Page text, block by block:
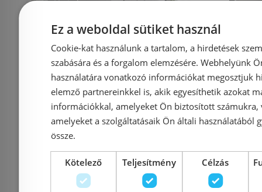
Még 1 db ezen az áron!
Radaway Essenza New
Black DWJ 100 balos
fekete zuhanyajtó,
pitypang mintával
(385014-54-01L) !
Azonosító: 197623
Cikkszám: 385014-54-01L
Még 1 db
Radaway
140 B
(384033-
Cikkszám:
Ez a weboldal sütiket használ
Cookie-kat használunk a tartalom, a hirdetések
szabására és a forgalom elemzésére. Webhelyünk
használatára vonatkozó információkat megosztjuk
elemző partnereinkkel is, akik egyesíthetik azokat
információkkal, amelyeket Ön biztosított számukra,
amelyeket a szolgáltatásaik Ön általi használatából
össze.
Kötelező Teljesítmény Célzás